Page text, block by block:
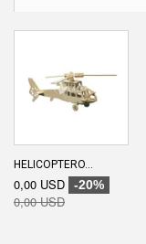
HELICOPTERO...
0,00 USD -20%
0,00 USD